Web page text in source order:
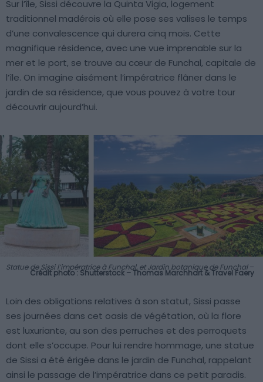
Sur l’île, Sissi découvre la Quinta Vigia, logement
traditionnel madérois où elle pose ses valises le temps
d’une convalescence qui durera cinq mois. Cette
magnifique résidence, avec une vue imprenable sur la
mer et le port, se trouve au cœur de Funchal, capitale de
l’île. On imagine aisément l’impératrice flâner dans le
jardin de sa résidence, que vous pouvez à votre tour
découvrir aujourd’hui.
Statue de Sissi l’impératrice à Funchal, et Jardin botanique de Funchal–
Crédit photo : Shutterstock – Thomas Marchhart & Travel Faery
Loin des obligations relatives à son statut, Sissi passe
ses journées dans cet oasis de végétation, où la flore
est luxuriante, au son des perruches et des perroquets
dont elle s’occupe. Pour lui rendre hommage, une statue
de Sissi a été érigée dans le jardin de Funchal, rappelant
ainsi le passage de l’impératrice dans ce petit paradis.